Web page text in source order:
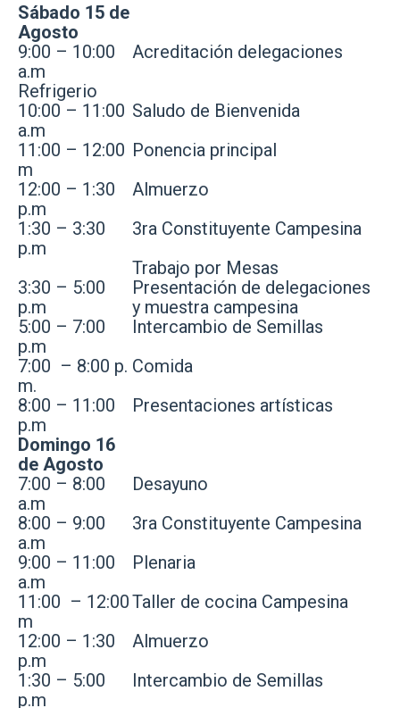
Sábado 15 de
Agosto
9:00 – 10:00
a.m
Acreditación delegaciones
Refrigerio
10:00 – 11:00
a.m
Saludo de Bienvenida
11:00 – 12:00
m
Ponencia principal
12:00 – 1:30
p.m
Almuerzo
1:30 – 3:30
p.m
3ra Constituyente Campesina
Trabajo por Mesas
3:30 – 5:00
p.m
Presentación de delegaciones
y muestra campesina
5:00 – 7:00
p.m
Intercambio de Semillas
7:00 – 8:00 p.
m.
Comida
8:00 – 11:00
p.m
Presentaciones artísticas
Domingo 16
de Agosto
7:00 – 8:00
a.m
Desayuno
8:00 – 9:00
a.m
3ra Constituyente Campesina
9:00 – 11:00
a.m
Plenaria
11:00 – 12:00
m
Taller de cocina Campesina
12:00 – 1:30
p.m
Almuerzo
1:30 – 5:00
p.m
Intercambio de Semillas